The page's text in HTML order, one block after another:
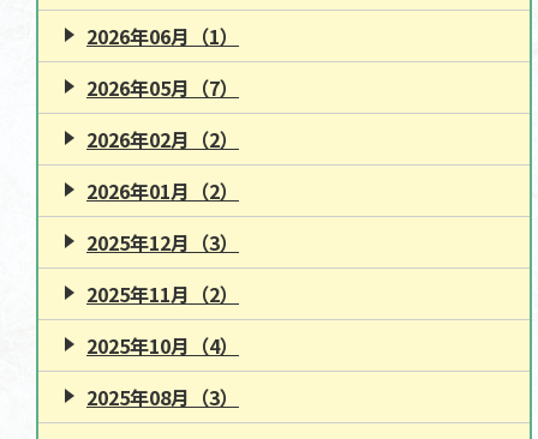
2026年06月（1）
2026年05月（7）
2026年02月（2）
2026年01月（2）
2025年12月（3）
2025年11月（2）
2025年10月（4）
2025年08月（3）